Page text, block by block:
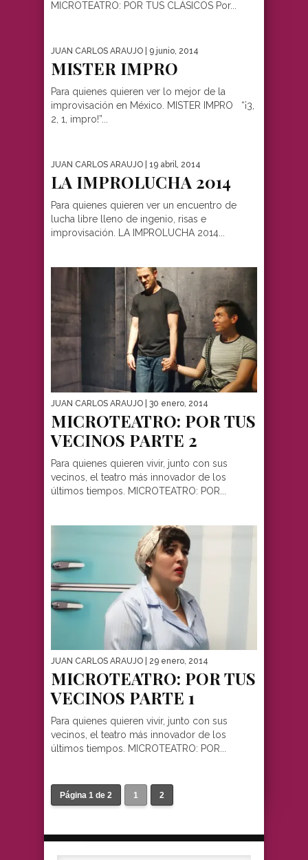
MICROTEATRO: POR TUS CLÁSICOS Por...
JUAN CARLOS ARAUJO | 9 junio, 2014
MISTER IMPRO
Para quienes quieren ver lo mejor de la
improvisación en México. MISTER IMPRO “¡3,
2, 1, impro!”...
JUAN CARLOS ARAUJO | 19 abril, 2014
LA IMPROLUCHA 2014
Para quienes quieren ver un encuentro de
lucha libre lleno de ingenio, risas e
improvisación. LA IMPROLUCHA 2014...
JUAN CARLOS ARAUJO | 30 enero, 2014
MICROTEATRO: POR TUS
VECINOS PARTE 2
Para quienes quieren vivir, junto con sus
vecinos, el teatro más innovador de los
últimos tiempos. MICROTEATRO: POR...
JUAN CARLOS ARAUJO | 29 enero, 2014
MICROTEATRO: POR TUS
VECINOS PARTE 1
Para quienes quieren vivir, junto con sus
vecinos, el teatro más innovador de los
últimos tiempos. MICROTEATRO: POR...
Página 1 de 2 1 2